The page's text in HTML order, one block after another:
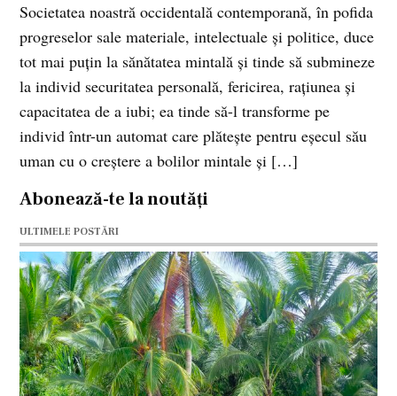
Societatea noastră occidentală contemporană, în pofida
progreselor sale materiale, intelectuale şi politice, duce
tot mai puţin la sănătatea mintală şi tinde să submineze
la individ securitatea personală, fericirea, raţiunea şi
capacitatea de a iubi; ea tinde să-l transforme pe
individ într-un automat care plăteşte pentru eşecul său
uman cu o creştere a bolilor mintale şi […]
Abonează-te la noutăți
ULTIMELE POSTĂRI